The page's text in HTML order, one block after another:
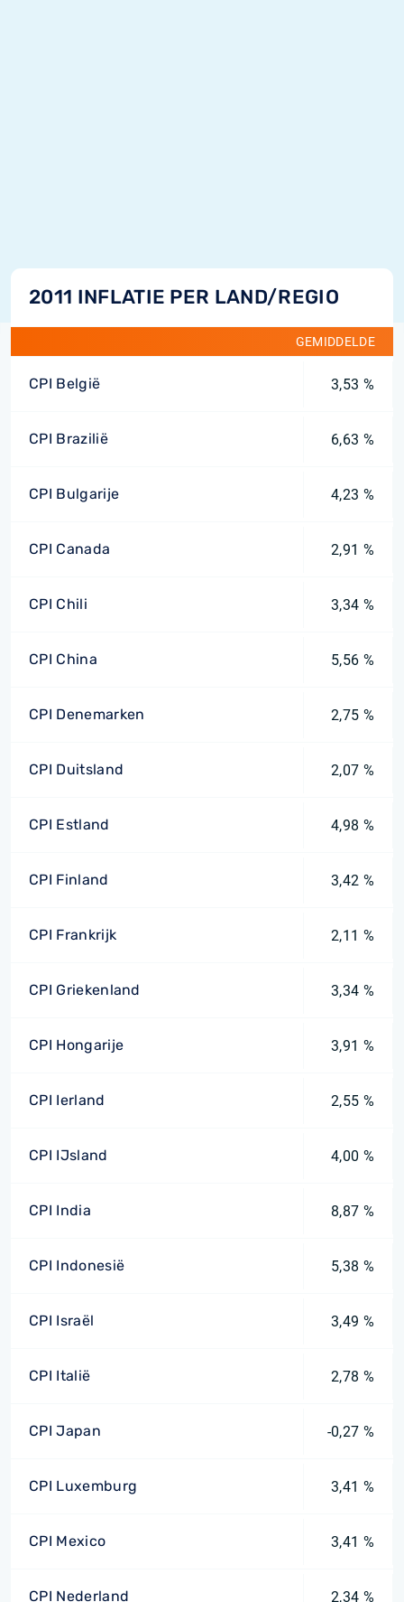
2011 INFLATIE PER LAND/REGIO
GEMIDDELDE
CPI België 3,53 %
CPI Brazilië 6,63 %
CPI Bulgarije 4,23 %
CPI Canada 2,91 %
CPI Chili 3,34 %
CPI China 5,56 %
CPI Denemarken 2,75 %
CPI Duitsland 2,07 %
CPI Estland 4,98 %
CPI Finland 3,42 %
CPI Frankrijk 2,11 %
CPI Griekenland 3,34 %
CPI Hongarije 3,91 %
CPI Ierland 2,55 %
CPI IJsland 4,00 %
CPI India 8,87 %
CPI Indonesië 5,38 %
CPI Israël 3,49 %
CPI Italië 2,78 %
CPI Japan -0,27 %
CPI Luxemburg 3,41 %
CPI Mexico 3,41 %
CPI Nederland 2,34 %